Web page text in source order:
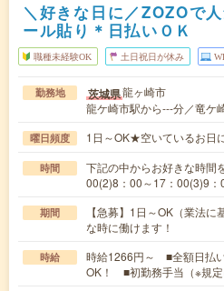
＼好きな日に／ZOZOで
ール貼り＊日払いＯＫ
職種未経験OK 土日祝日が休み
勤務地 茨城県龍ヶ崎市
龍ケ崎市駅から---分／竜ケ
曜日頻度 1日～OK★空いているお日
時間
下記の中からお好きな時間
00(2)8：00～17：00(3)9
期間
【急募】1日～OK（業法
な時に働けます！
時給
時給1266円～ ■全額日払
OK！ ■初勤務手当（※規定